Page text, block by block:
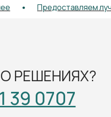
Предоставляем лучшие